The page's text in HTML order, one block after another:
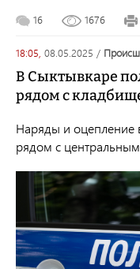
16 1676
18:05, 08.05.2025 /
В Сыктывкаре
рядом с
Наряды и оцепление
рядом с